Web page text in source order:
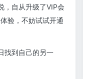
，自从升级了VIP会
验，不妨试试开通
找到自己的另一